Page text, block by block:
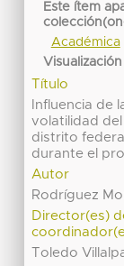
Este ítem
Académica
Título
Influencia de
volatilidad del
distrito
durante el
Autor
Rodríguez
Director(es)
Toledo